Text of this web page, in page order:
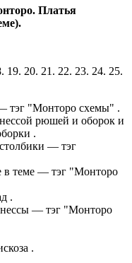
Платья
19. 20. 21. 22. 23. 24. 25.
тэг "Монторо схемы" .
рюшей и оборок и
.
— тэг
в теме — тэг "Монторо
.
— тэг "Монторо
.